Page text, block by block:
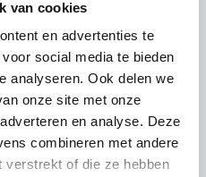
van cookies
en advertenties te
social media te bieden
analyseren. Ook delen we
onze site met onze
en analyse. Deze
combineren met andere
verstrekt of die ze hebben
uur